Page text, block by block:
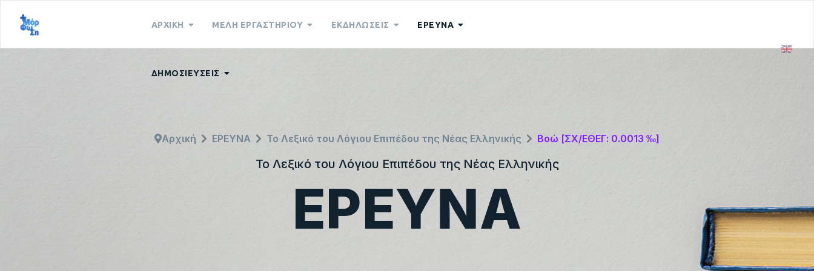
ΑΡΧΙΚΗ ΜΕΛΗ ΕΡΓΑΣΤΗΡΙΟΥ ΕΚΔΗΛΩΣΕΙΣ ΕΡΕΥΝΑ
ΔΗΜΟΣΙΕΥΣΕΙΣ
ΕΡΕΥΝΑ
Το Λεξικό του Λόγιου Επιπέδου της Νέας Ελληνικής
Αρχική ΕΡΕΥΝΑ Το Λεξικό του Λόγιου Επιπέδου της Νέας Ελληνικής Βοώ [ΣΧ/ΕΘΕΓ: 0.0013 ‰]